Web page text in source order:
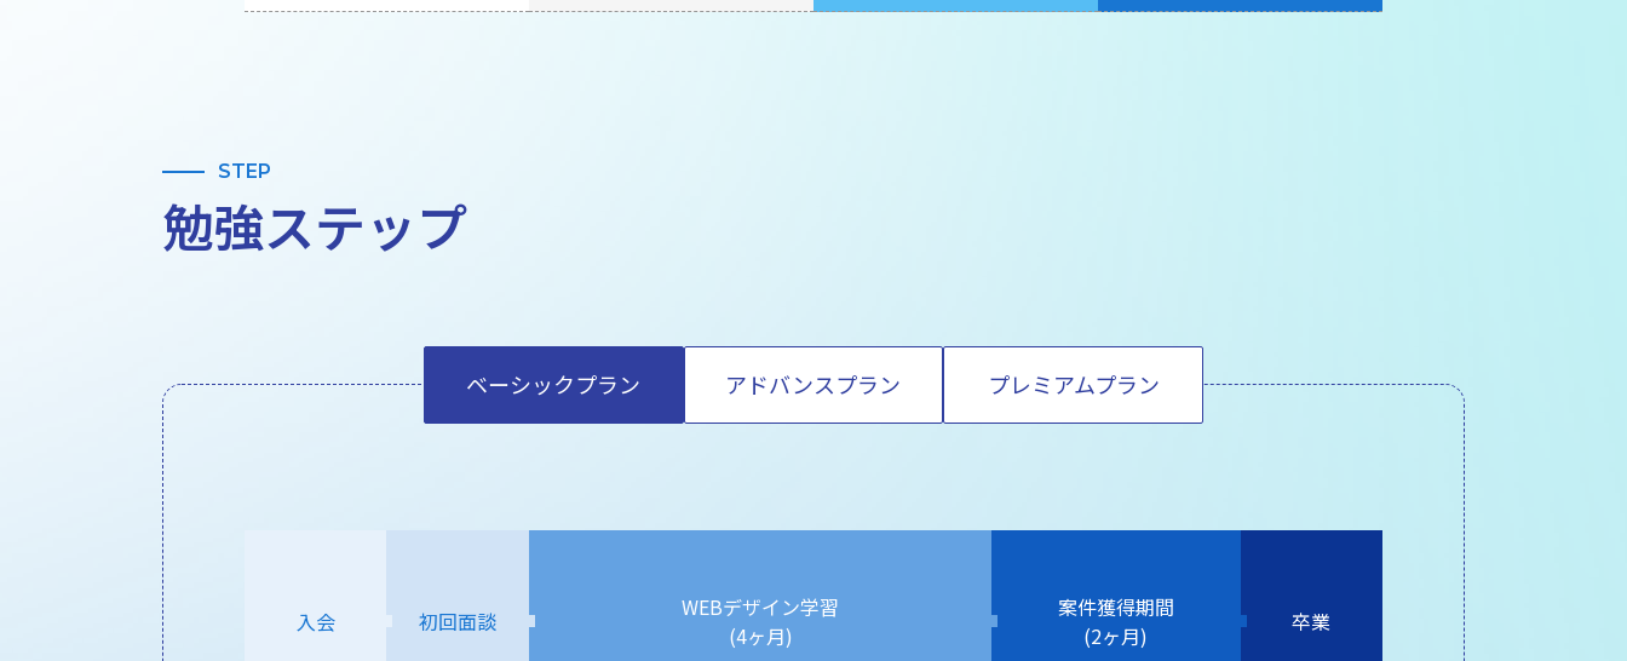
STEP
勉強ステップ
ベーシックプラン アドバンスプラン プレミアムプラン
入会 初回面談
WEBデザイン学習
(4ヶ月)
案件獲得期間
(2ヶ月)
卒業